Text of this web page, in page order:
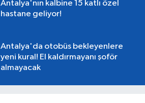
Antalya'nın kalbine 15 katlı özel
hastane geliyor!
Antalya'da otobüs bekleyenlere
yeni kural! El kaldırmayanı şoför
almayacak